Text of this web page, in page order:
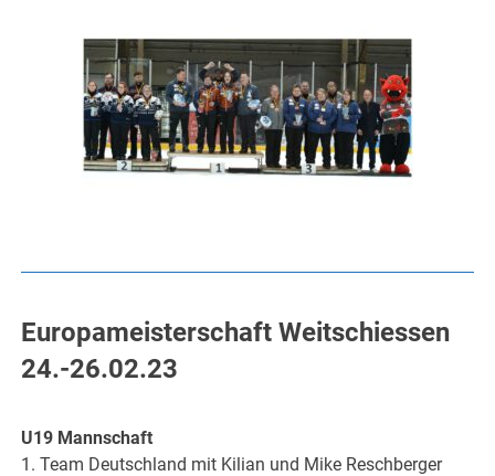
Europameisterschaft Weitschiessen
24.-26.02.23
U19 Mannschaft
1. Team Deutschland mit Kilian und Mike Reschberger